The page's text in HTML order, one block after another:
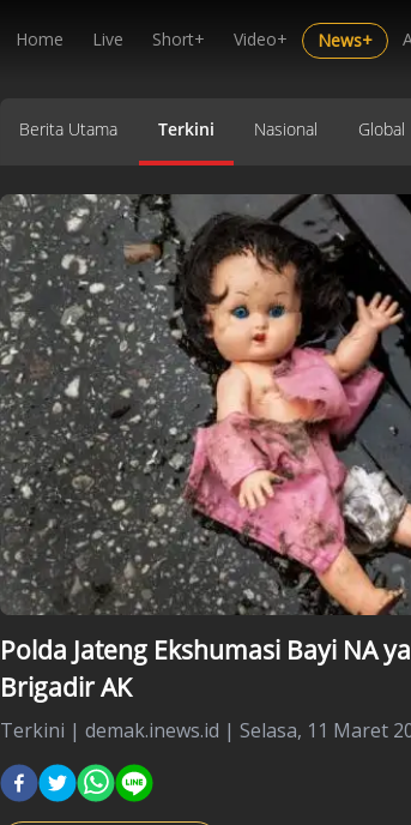
Home Live Short+ Video+ News+
Berita Utama Terkini Nasional Global
Polda Jateng Ekshumasi Bayi NA
Brigadir AK
Terkini | demak.inews.id | Selasa, 11 Maret